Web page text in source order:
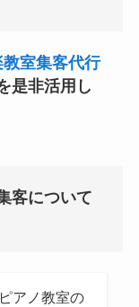
室集客代行
是非活用し
客について
アノ教室の